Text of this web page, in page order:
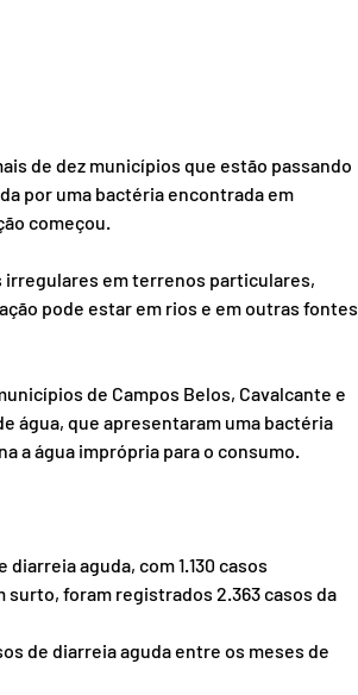
de dez municípios que estão passando
por uma bactéria encontrada em
começou.
irregulares em terrenos particulares,
pode estar em rios e em outras fontes
de Campos Belos, Cavalcante e
água, que apresentaram uma bactéria
a água imprópria para o consumo.
aguda, com 1.130 casos
foram registrados 2.363 casos da
de diarreia aguda entre os meses de